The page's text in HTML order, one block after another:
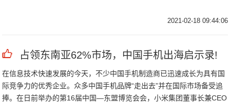
2021-02-18 09:44:06
占领东南亚62%市场，中国手机出海启示录!
在信息技术快速发展的今天，不少中国手机制造商已迅速成长为具有国
际竞争力的优秀企业。众多中国手机品牌“走出去”并在国际市场备受追
捧。在日前举办的第16届中国—东盟博览会会，小米集团董事长兼CEO